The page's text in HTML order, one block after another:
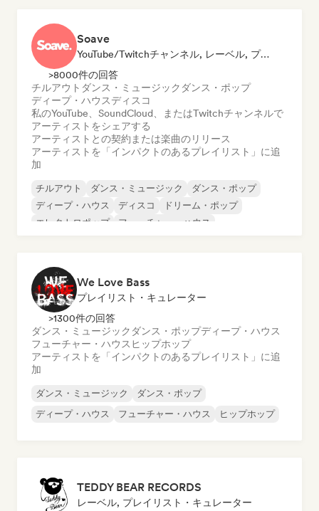
Soave
YouTube/Twitchチャンネル, レーベル, プレイリスト・キュレーター
>8000件の回答
チルアウト ダンス・ミュージック ダンス・ポップ
ディープ・ハウスディスコ
私のYouTube、SoundCloud、またはTwitchチャンネルで
アーティストをシェアする
アーティストとの契約または楽曲のリリース
アーティストを「インパクトのあるプレイリスト」に追
加
チルアウト ダンス・ミュージック
ダンス・ポップ
ディープ・ハウス
ディスコ
ドリーム・ポップ
エレクトロポップ
フューチャー・ハウス
We Love Bass
プレイリスト・キュレーター
>1300件の回答
ダンス・ミュージック ダンス・ポップディープ・ハウス
フューチャー・ハウス ヒップホップ
アーティストを「インパクトのあるプレイリスト」に追
加
ダンス・ミュージック
ダンス・ポップ
ディープ・ハウス
フューチャー・ハウス ヒップホップ
TEDDY BEAR RECORDS
レーベル, プレイリスト・キュレーター